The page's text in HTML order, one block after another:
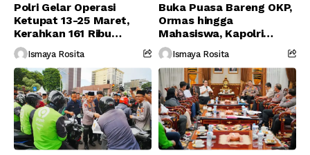
Polri Gelar Operasi
Ketupat 13-25 Maret,
Kerahkan 161 Ribu
Personel Gabungan
Ismaya Rosita
Buka Puasa Bareng OKP,
Ormas hingga
Mahasiswa, Kapolri
Serukan Jaga
Persatuan-Dukung
Program Pemerintah
Ismaya Rosita